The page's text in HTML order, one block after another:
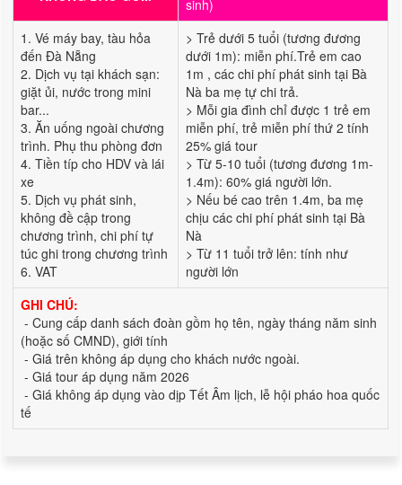
sinh)
1. Vé máy bay, tàu hỏa
đến Đà Nẵng
2. Dịch vụ tại khách sạn:
giặt ủi, nước trong mini
bar...
3. Ăn uống ngoài chương
trình. Phụ thu phòng đơn
4. Tiền típ cho HDV và lái
xe
5. Dịch vụ phát sinh,
không đề cập trong
chương trình, chi phí tự
túc ghi trong chương trình
6. VAT
> Trẻ dưới 5 tuổi (tương đương
dưới 1m): miễn phí.Trẻ em cao
1m , các chi phí phát sinh tại Bà
Nà ba mẹ tự chi trả.
> Mỗi gia đình chỉ được 1 trẻ em
miễn phí, trẻ miễn phí thứ 2 tính
25% giá tour
> Từ 5-10 tuổi (tương đương 1m-
1.4m): 60% giá người lớn.
> Nếu bé cao trên 1.4m, ba mẹ
chịu các chi phí phát sinh tại Bà
Nà
> Từ 11 tuổi trở lên: tính như
người lớn
GHI CHÚ:
- Cung cấp danh sách đoàn gồm họ tên, ngày tháng năm sinh
(hoặc số CMND), giới tính
- Giá trên không áp dụng cho khách nước ngoài.
- Giá tour áp dụng năm 2026
- Giá không áp dụng vào dịp Tết Âm lịch, lễ hội pháo hoa quốc
tế